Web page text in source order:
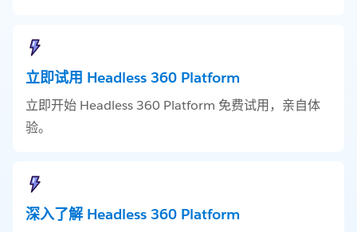
立即试用 Headless 360 Platform
立即开始 Headless 360 Platform 免费试用，亲自体
验。
深入了解 Headless 360 Platform